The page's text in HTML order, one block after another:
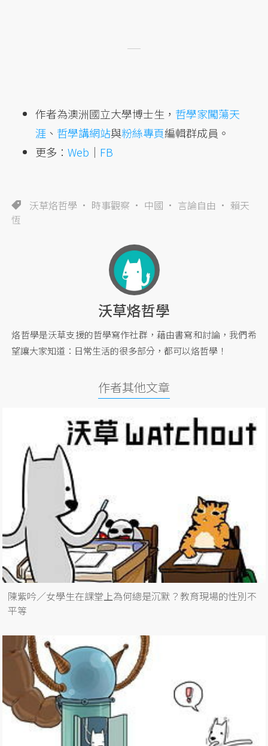
作者為澳洲國立大學博士生， 哲學家闖蕩天
涯 、 哲學講網站與粉絲專頁編輯群成員。
更多：Web ｜ FB
沃草烙哲學 時事觀察 中國 言論自由
賴天
恆
沃草烙哲學
烙哲學是沃草支援的哲學寫作社群，藉由書寫和討論，我們希
望讓大家知道：日常生活的很多部分，都可以烙哲學！
作者其他文章
陳紫吟／女學生在課堂上為何總是沉默？教育現場的性別不
平等